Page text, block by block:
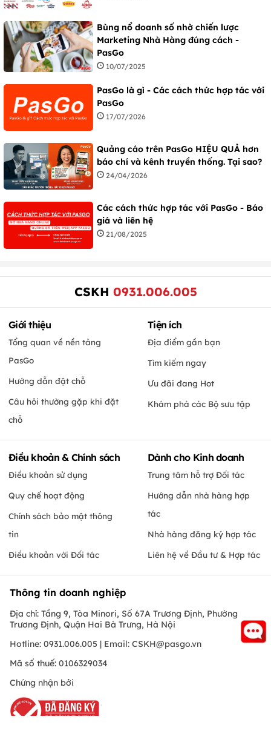
Bùng nổ doanh số nhờ chiến lược
Marketing Nhà Hàng đúng cách -
PasGo
10/07/2025
PasGo là gì - Các cách thức hợp tác với
PasGo
17/07/2026
Quảng cáo trên PasGo HIỆU QUẢ hơn
báo chí và kênh truyền thống. Tại sao?
24/04/2026
Các cách thức hợp tác với PasGo - Báo
giá và liên hệ
21/08/2025
CSKH 0931.006.005
Giới thiệu
Tổng quan về nền tảng
PasGo
Hướng dẫn đặt chỗ
Câu hỏi thường gặp khi đặt
chỗ
Tiện ích
Địa điểm gần bạn
Tìm kiếm ngay
Ưu đãi đang Hot
Khám phá các Bộ sưu tập
Điều khoản & Chính sách
Điều khoản sử dụng
Quy chế hoạt động
Chính sách bảo mật thông
tin
Điều khoản với Đối tác
Dành cho Kinh doanh
Trung tâm hỗ trợ Đối tác
Hướng dẫn nhà hàng hợp
tác
Nhà hàng đăng ký hợp tác
Liên hệ về Đầu tư & Hợp tác
Thông tin doanh nghiệp
Địa chỉ: Tầng 9, Tòa Minori, Số 67A Trương Định, Phường
Trương Định, Quận Hai Bà Trưng, Hà Nội
Hotline: 0931.006.005 | Email: CSKH@pasgo.vn
Mã số thuế: 0106329034
Chứng nhận bởi